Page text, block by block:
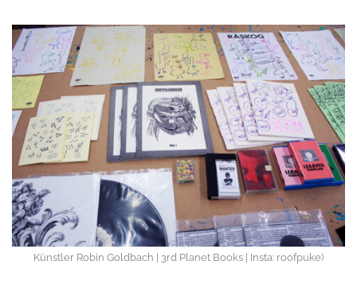
Künstler Robin Goldbach | 3rd Planet Books | Insta: roofpuke)